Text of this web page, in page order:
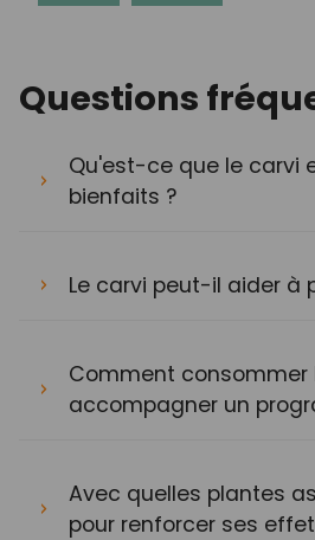
Questions
Qu'est-ce que le carvi
bienfaits ?
Le carvi peut-il aider à
Comment consommer
accompagner un
Avec quelles plantes
pour renforcer ses